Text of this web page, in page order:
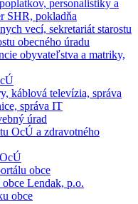
personalistiky a
SHR, pokladňa
vecí, sekretariát starostu
obecného úradu
obyvateľstva a matriky,
káblová televízia, správa
správa IT
úrad
OcÚ a zdravotného
obce
obce Lendak, p.o.
obce